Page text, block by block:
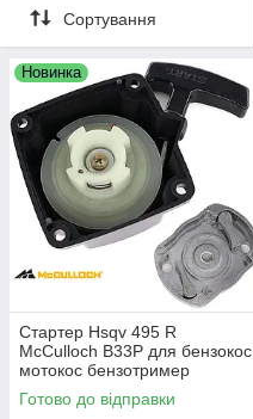
Сортування
Новинка
Стартер Hsqv 495 R
McCulloch B33P для бензокос
мотокос бензотример
5014243-13
Готово до відправки